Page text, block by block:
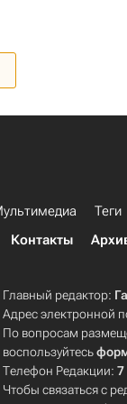
Теги
Контакты
Главный редактор:
Адрес электронной
По вопросам
воспользуйтесь
Телефон Редакции:7
Чтобы связаться с